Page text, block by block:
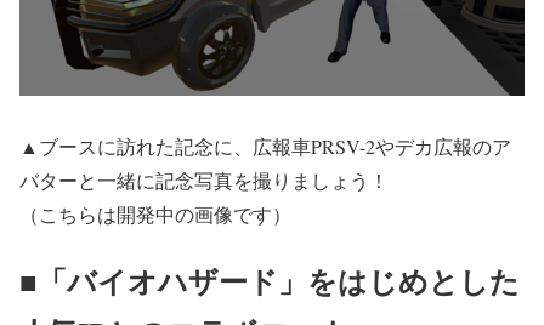
▲ブースに訪れた記念に、広報車PRSV-2やデカ広報のア
バターと一緒に記念写真を撮りましょう！
（こちらは開発中の画像です）
■「バイオハザード」をはじめとした